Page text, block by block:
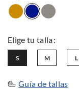
L
M
S
Guía de tallas